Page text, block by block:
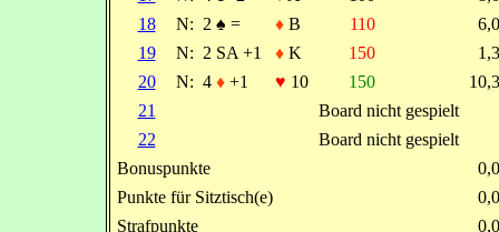
18
N: 2 ♠ = ♦B 110
19
N: 2 SA +1 ♦K 150
20
N: 4 ♦+1 ♥ 10 150
21
Board nicht gespielt
22
Board nicht gespielt
Bonuspunkte
Punkte für Sitztisch(e)
Strafpunkte